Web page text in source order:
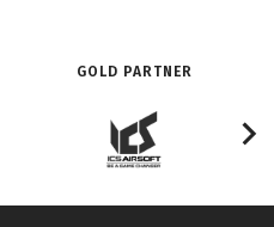
GOLD PARTNER